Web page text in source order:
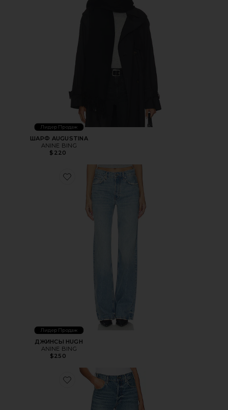
Лидер Продаж
ШАРФ AUGUSTINA
ANINE BING
$220
Favorite ДЖИНСЫ HUGH
Лидер Продаж
ДЖИНСЫ HUGH
ANINE BING
$250
Favorite ДЖИНСЫ ROY